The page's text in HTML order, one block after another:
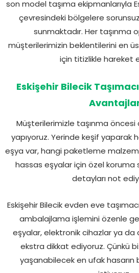
son model taşıma ekipmanlarıyla
çevresindeki bölgelere
sunmaktadır. Her taşınma
müşterilerimizin beklentilerini en
için titizlikle hareket
Eskişehir Bilecik
Müşterilerimizle taşınma öncesi
yapıyoruz. Yerinde keşif yaparak
eşya var, hangi paketleme
hassas eşyalar için özel
detayları not
Eskişehir Bilecik evden eve
ambalajlama işlemini özenle
eşyalar, elektronik cihazlar ya da
ekstra dikkat ediyoruz. Çünkü
yaşanabilecek en ufak